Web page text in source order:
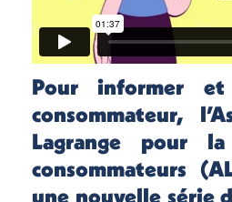
Pour informer
consommateur,
Lagrange pour
consommateurs
une nouvelle série